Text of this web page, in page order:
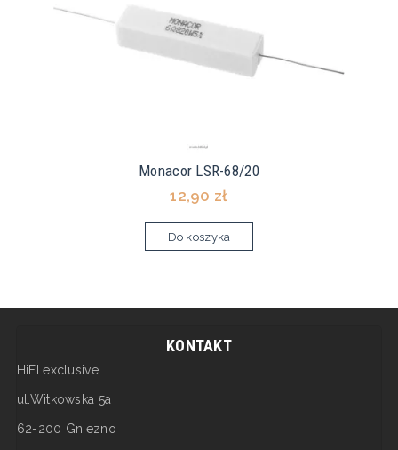
Monacor LSR-68/20
12,90 zł
Do koszyka
KONTAKT
HiFI exclusive
ul.Witkowska 5a
62-200 Gniezno